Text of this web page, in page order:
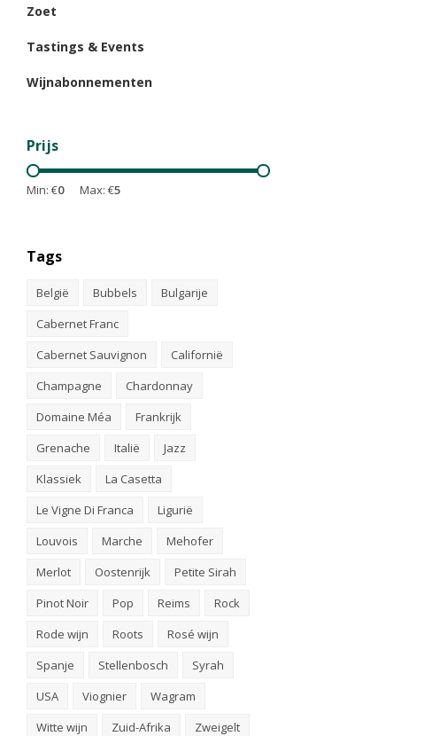
Zoet
Tastings & Events
Wijnabonnementen
Prijs
Min: €0 Max: €5
Tags
België Bubbels
Bulgarije
Cabernet Franc
Cabernet Sauvignon
Californië
Champagne
Chardonnay
Domaine Méa
Frankrijk
Grenache
Italië
Jazz
Klassiek
La Casetta
Le Vigne Di Franca
Ligurië
Louvois
Marche
Mehofer
Merlot
Oostenrijk
Petite Sirah
Pinot Noir
Pop Reims
Rock
Rode wijn
Roots
Rosé wijn
Spanje
Stellenbosch
Syrah
USA
Viognier
Wagram
Witte wijn
Zuid-Afrika Zweigelt